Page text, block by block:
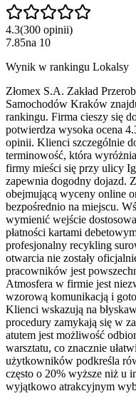
4.3(300 opinii)
7.85na 10
Wynik w rankingu Lokalsy
Złomex S.A. Zakład
Samochodów Kraków
rankingu. Firma cieszy się
potwierdza wysoka ocena
opinii. Klienci szczególnie
terminowość, która
firmy mieści się przy ulicy
zapewnia dogodny dojazd.
obejmującą wyceny online
bezpośrednio na miejscu.
wymienić wejście
płatności kartami
profesjonalny recykling
otwarcia nie zostały
pracowników jest
Atmosfera w firmie jest
wzorową komunikacją i
Klienci wskazują na
procedury zamykają się w
atutem jest możliwość
warsztatu, co znacznie
użytkowników podkreśla
często o 20% wyższe niż u
wyjątkowo atrakcyjnym